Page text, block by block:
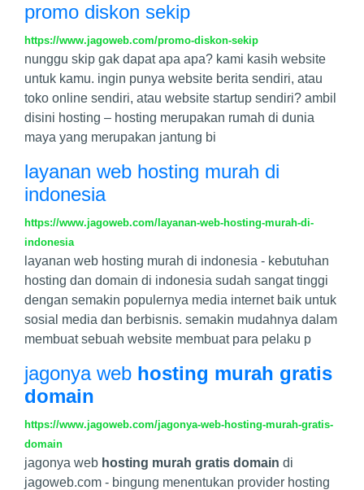
promo diskon sekip
https://www.jagoweb.com/promo-diskon-sekip
nunggu skip gak dapat apa apa? kami kasih website
untuk kamu. ingin punya website berita sendiri, atau
toko online sendiri, atau website startup sendiri? ambil
disini hosting – hosting merupakan rumah di dunia
maya yang merupakan jantung bi
layanan web hosting murah di
indonesia
https://www.jagoweb.com/layanan-web-hosting-murah-di-
indonesia
layanan web hosting murah di indonesia - kebutuhan
hosting dan domain di indonesia sudah sangat tinggi
dengan semakin populernya media internet baik untuk
sosial media dan berbisnis. semakin mudahnya dalam
membuat sebuah website membuat para pelaku p
jagonya web hosting murah gratis
domain
https://www.jagoweb.com/jagonya-web-hosting-murah-gratis-
domain
jagonya web hosting murah gratis domain di
jagoweb.com - bingung menentukan provider hosting